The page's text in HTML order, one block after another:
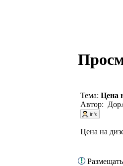
Тема: Цена
Автор:
Цена на